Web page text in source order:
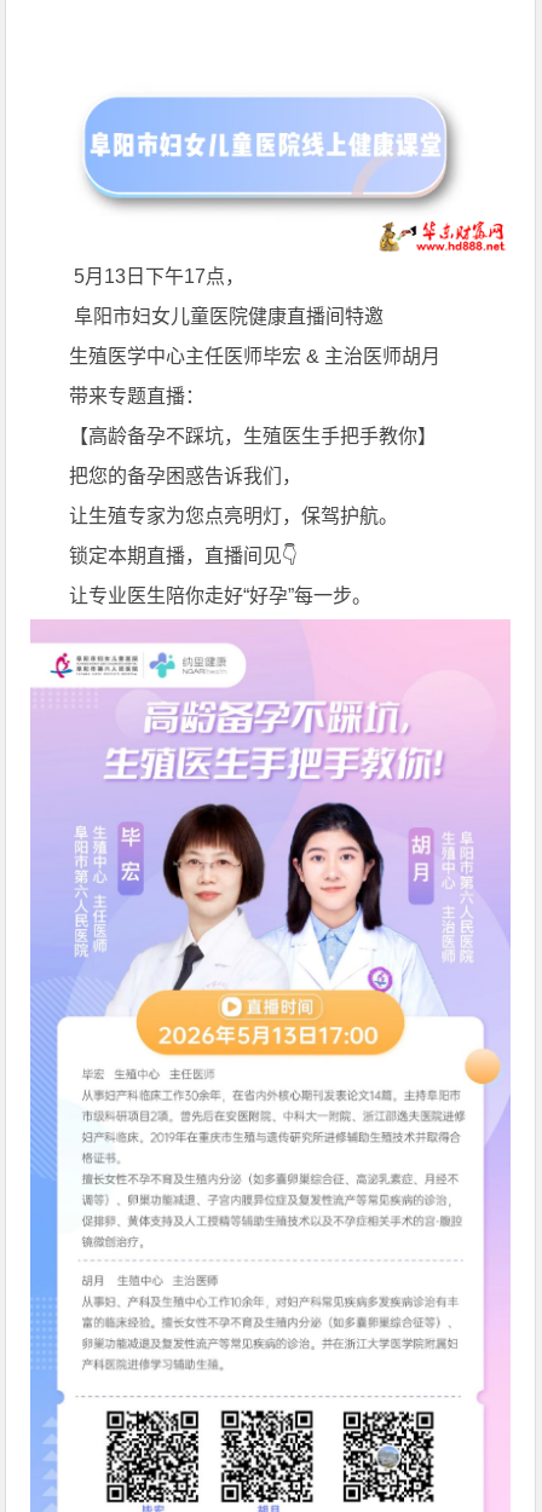
5月13日下午17点，
阜阳市妇女儿童医院健康直播间特邀
生殖医学中心主任医师毕宏 & 主治医师胡月
带来专题直播：
【高龄备孕不踩坑，生殖医生手把手教你】
把您的备孕困惑告诉我们，
让生殖专家为您点亮明灯，保驾护航。
锁定本期直播，直播间见👇
让专业医生陪你走好“好孕”每一步。